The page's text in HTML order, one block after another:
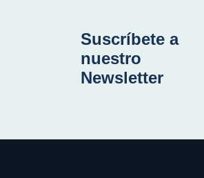
Suscríbete a
nuestro
Newsletter